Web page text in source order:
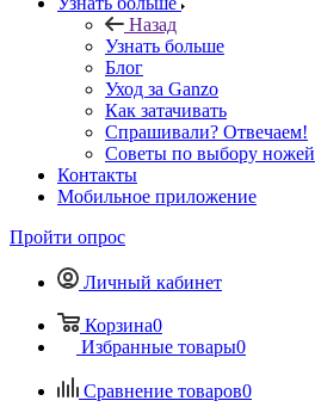
Назад
Узнать больше
Блог
Уход за Ganzo
Как затачивать
Спрашивали? Отвечаем!
Советы по выбору ножей
Контакты
Мобильное приложение
Пройти опрос
Личный кабинет
Корзина0
Избранные товары0
Сравнение товаров0